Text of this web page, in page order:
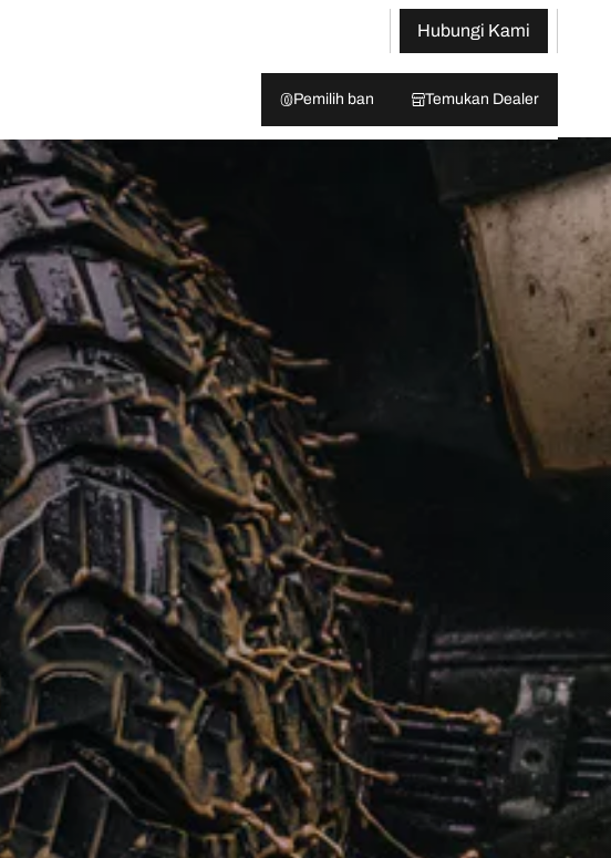
Hubungi Kami
Pemilih ban Temukan Dealer